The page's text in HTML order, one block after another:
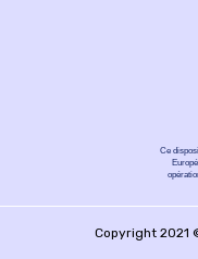
Ce
Copyright 2021